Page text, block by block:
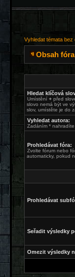
Vyhledat témata bez
Obsah fóra
Hledat klíčová
Umístění + před
slovo nemá být ve
slov, umístěte je do
Vyhledat autora:
Zadáním * nahradíte
Prohledávat fóra:
Zvolte fórum nebo
automaticky, pokud
Prohledávat
Seřadit výsledky
Omezit výsledky